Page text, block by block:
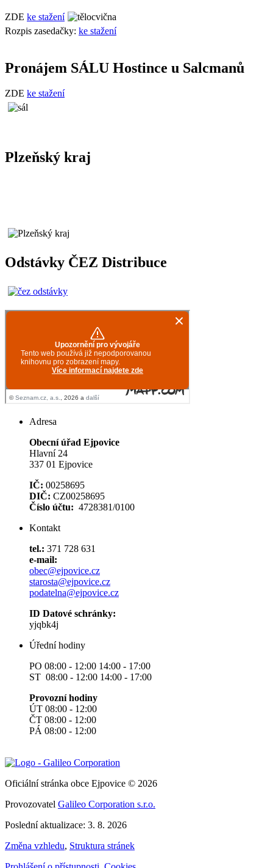
ZDE ke stažení
Rozpis zasedačky: ke stažení
Pronájem SÁLU Hostince u Salcmanů
ZDE ke stažení
Plzeňský kraj
Odstávky ČEZ Distribuce
Adresa
Obecní úřad Ejpovice
Hlavní 24
337 01 Ejpovice
IČ: 00258695
DIČ: CZ00258695
Číslo účtu: 4728381/0100
Kontakt
tel.: 371 728 631
e-mail:
obec@ejpovice.cz
starosta@ejpovice.cz
podatelna@ejpovice.cz
ID Datové schránky:
yjqbk4j
Úřední hodiny
PO 08:00 - 12:00 14:00 - 17:00
ST 08:00 - 12:00 14:00 - 17:00
Provozní hodiny
ÚT 08:00 - 12:00
ČT 08:00 - 12:00
PÁ 08:00 - 12:00
Oficiální stránka obce Ejpovice © 2026
Provozovatel Galileo Corporation s.r.o.
Poslední aktualizace: 3. 8. 2026
Změna vzhledu, Struktura stránek